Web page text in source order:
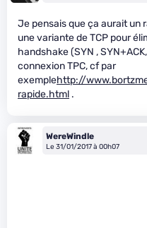
Je pensais que ça aurait un
une variante de TCP pour
handshake (SYN ,
connexion TPC, cf par
exemplehttp://
rapide.html .
WereWindle
Le 31/01/2017 à 00h07